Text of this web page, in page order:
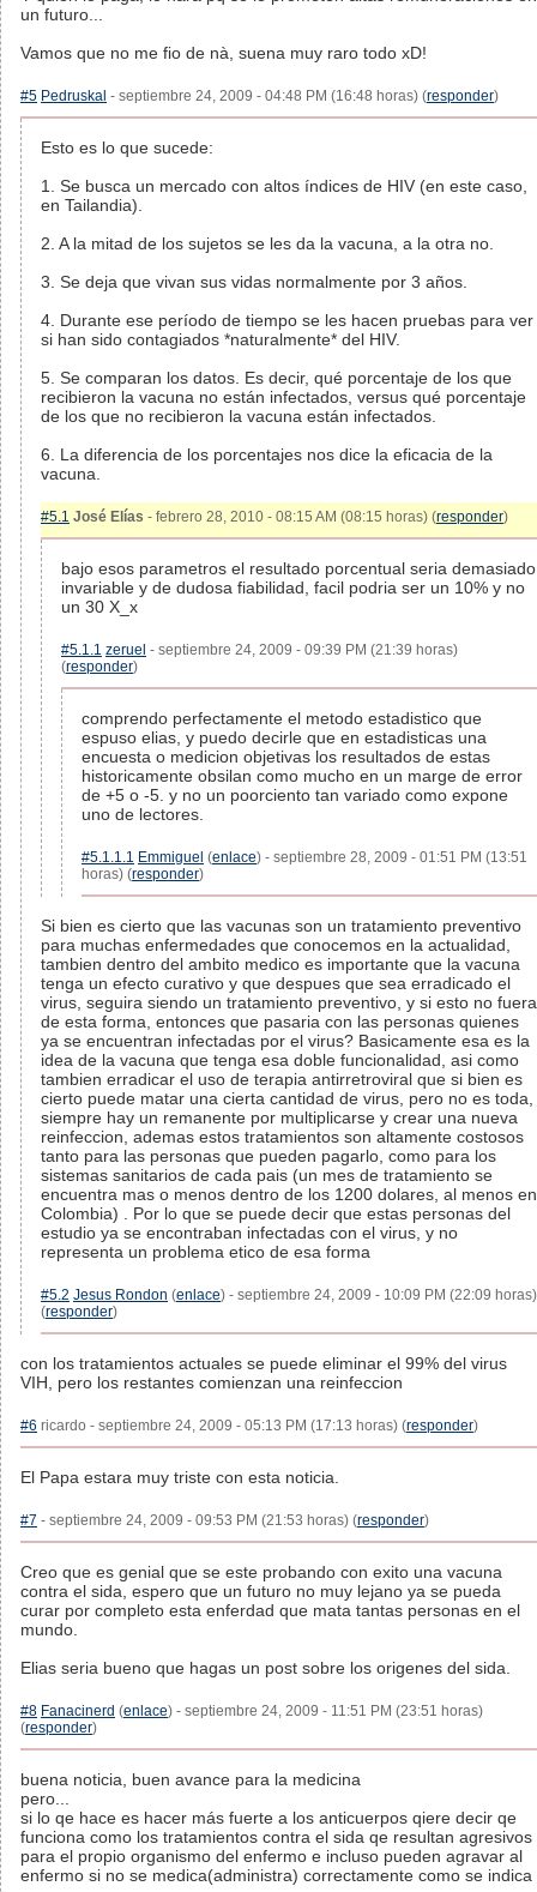
un futuro...
Vamos que no me fio de nà, suena muy raro todo xD!
#5 Pedruskal - septiembre 24, 2009 - 04:48 PM (16:48 horas) (responder)
Esto es lo que sucede:
1. Se busca un mercado con altos índices de HIV (en este caso,
en Tailandia).
2. A la mitad de los sujetos se les da la vacuna, a la otra no.
3. Se deja que vivan sus vidas normalmente por 3 años.
4. Durante ese período de tiempo se les hacen pruebas para ver
si han sido contagiados *naturalmente* del HIV.
5. Se comparan los datos. Es decir, qué porcentaje de los que
recibieron la vacuna no están infectados, versus qué porcentaje
de los que no recibieron la vacuna están infectados.
6. La diferencia de los porcentajes nos dice la eficacia de la
vacuna.
#5.1 José Elías - febrero 28, 2010 - 08:15 AM (08:15 horas) (responder)
bajo esos parametros el resultado porcentual seria demasiado
invariable y de dudosa fiabilidad, facil podria ser un 10% y no
un 30 X_x
#5.1.1 zeruel - septiembre 24, 2009 - 09:39 PM (21:39 horas)
(responder)
comprendo perfectamente el metodo estadistico que
espuso elias, y puedo decirle que en estadisticas una
encuesta o medicion objetivas los resultados de estas
historicamente obsilan como mucho en un marge de error
de +5 o -5. y no un poorciento tan variado como expone
uno de lectores.
#5.1.1.1 Emmiguel (enlace) - septiembre 28, 2009 - 01:51 PM (13:51
horas) (responder)
Si bien es cierto que las vacunas son un tratamiento preventivo
para muchas enfermedades que conocemos en la actualidad,
tambien dentro del ambito medico es importante que la vacuna
tenga un efecto curativo y que despues que sea erradicado el
virus, seguira siendo un tratamiento preventivo, y si esto no fuera
de esta forma, entonces que pasaria con las personas quienes
ya se encuentran infectadas por el virus? Basicamente esa es la
idea de la vacuna que tenga esa doble funcionalidad, asi como
tambien erradicar el uso de terapia antirretroviral que si bien es
cierto puede matar una cierta cantidad de virus, pero no es toda,
siempre hay un remanente por multiplicarse y crear una nueva
reinfeccion, ademas estos tratamientos son altamente costosos
tanto para las personas que pueden pagarlo, como para los
sistemas sanitarios de cada pais (un mes de tratamiento se
encuentra mas o menos dentro de los 1200 dolares, al menos en
Colombia) . Por lo que se puede decir que estas personas del
estudio ya se encontraban infectadas con el virus, y no
representa un problema etico de esa forma
#5.2 Jesus Rondon (enlace) - septiembre 24, 2009 - 10:09 PM (22:09 horas)
(responder)
con los tratamientos actuales se puede eliminar el 99% del virus
VIH, pero los restantes comienzan una reinfeccion
#6 ricardo - septiembre 24, 2009 - 05:13 PM (17:13 horas) (responder)
El Papa estara muy triste con esta noticia.
#7 - septiembre 24, 2009 - 09:53 PM (21:53 horas) (responder)
Creo que es genial que se este probando con exito una vacuna
contra el sida, espero que un futuro no muy lejano ya se pueda
curar por completo esta enferdad que mata tantas personas en el
mundo.
Elias seria bueno que hagas un post sobre los origenes del sida.
#8 Fanacinerd (enlace) - septiembre 24, 2009 - 11:51 PM (23:51 horas)
(responder)
buena noticia, buen avance para la medicina
pero...
si lo qe hace es hacer más fuerte a los anticuerpos qiere decir qe
funciona como los tratamientos contra el sida qe resultan agresivos
para el propio organismo del enfermo e incluso pueden agravar al
enfermo si no se medica(administra) correctamente como se indica